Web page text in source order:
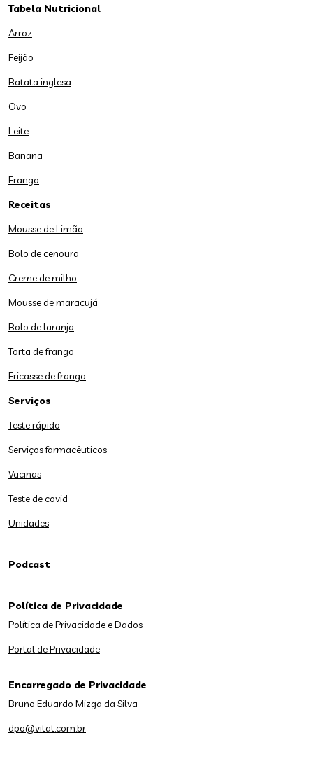
Tabela Nutricional
Arroz
Feijão
Batata inglesa
Ovo
Leite
Banana
Frango
Receitas
Mousse de Limão
Bolo de cenoura
Creme de milho
Mousse de maracujá
Bolo de laranja
Torta de frango
Fricasse de frango
Serviços
Teste rápido
Serviços farmacêuticos
Vacinas
Teste de covid
Unidades
Podcast
Política de Privacidade
Política de Privacidade e Dados
Portal de Privacidade
Encarregado de Privacidade
Bruno Eduardo Mizga da Silva
dpo@vitat.com.br